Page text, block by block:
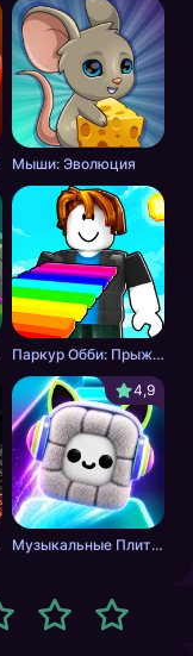
Мыши: Эволюция
Паркур Обби: Прыжок к Победе
4,9
Музыкальные Плитки: Ритм Пушистика